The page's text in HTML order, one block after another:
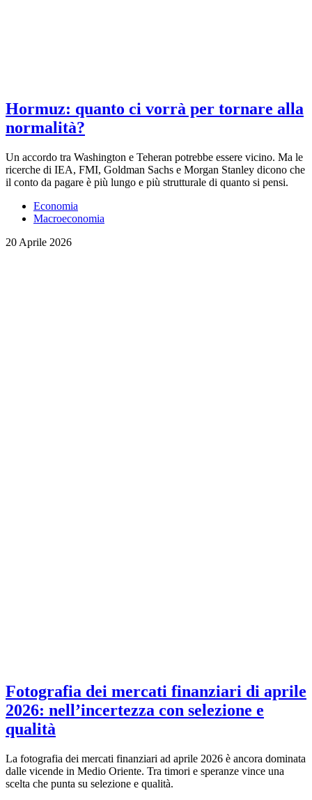
Hormuz: quanto ci vorrà per tornare alla
normalità?
Un accordo tra Washington e Teheran potrebbe essere vicino. Ma le
ricerche di IEA, FMI, Goldman Sachs e Morgan Stanley dicono che
il conto da pagare è più lungo e più strutturale di quanto si pensi.
Economia
Macroeconomia
20 Aprile 2026
Fotografia dei mercati finanziari di aprile
2026: nell’incertezza con selezione e
qualità
La fotografia dei mercati finanziari ad aprile 2026 è ancora dominata
dalle vicende in Medio Oriente. Tra timori e speranze vince una
scelta che punta su selezione e qualità.